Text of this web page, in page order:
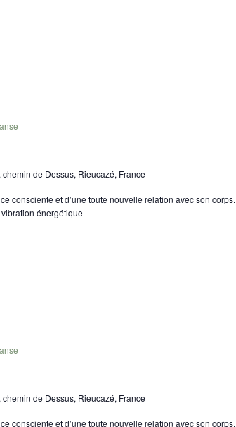
chemin de Dessus, Rieucazé, France
consciente et d’une toute nouvelle relation avec son corps.
énergétique
chemin de Dessus, Rieucazé, France
consciente et d’une toute nouvelle relation avec son corps.